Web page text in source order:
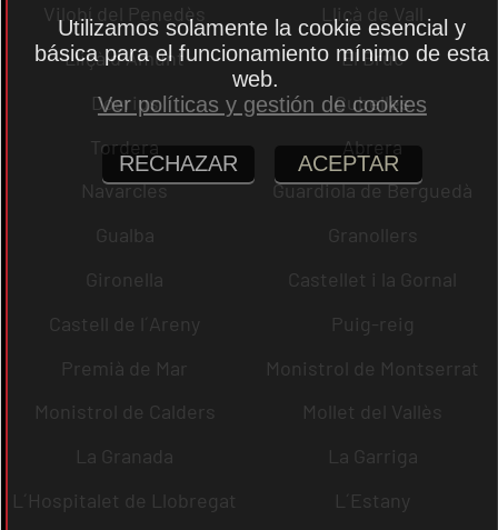
Vilobí del Penedès
Lliçà de Vall
Lliçà d´Amunt
El Bruc
Dosrius
Cubelles
Tordera
Abrera
Navarcles
Guardiola de Berguedà
Gualba
Granollers
Gironella
Castellet i la Gornal
Castell de l´Areny
Puig-reig
Premià de Mar
Monistrol de Montserrat
Monistrol de Calders
Mollet del Vallès
La Granada
La Garriga
L´Hospitalet de Llobregat
L´Estany
Utilizamos solamente la cookie esencial y
básica para el funcionamiento mínimo de esta
web.
Ver políticas y gestión de cookies
RECHAZAR ACEPTAR